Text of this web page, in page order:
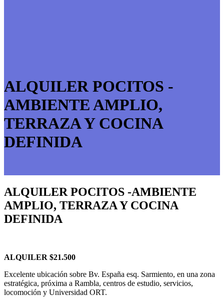
ALQUILER POCITOS -
AMBIENTE AMPLIO,
TERRAZA Y COCINA
DEFINIDA
ALQUILER POCITOS -AMBIENTE
AMPLIO, TERRAZA Y COCINA
DEFINIDA
ALQUILER $21.500
Excelente ubicación sobre Bv. España esq. Sarmiento, en una zona
estratégica, próxima a Rambla, centros de estudio, servicios,
locomoción y Universidad ORT.